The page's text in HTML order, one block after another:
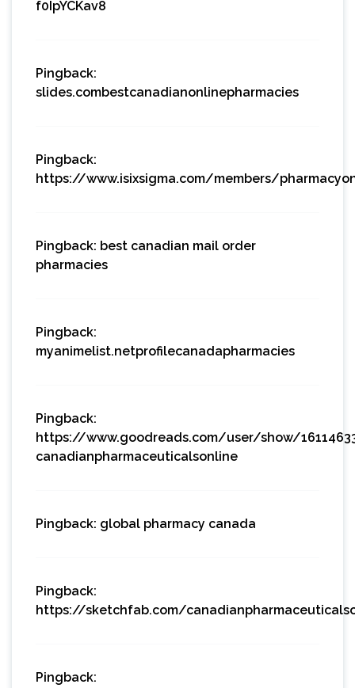
f0IpYCKav8
Pingback:
slides.combestcanadianonlinepharmacies
Pingback:
https://www.isixsigma.com/members/
Pingback: best canadian mail order
pharmacies
Pingback:
myanimelist.netprofilecanadapharmacies
Pingback:
https://www.goodreads.com/user/show/
canadianpharmaceuticalsonline
Pingback: global pharmacy canada
Pingback:
https://sketchfab.com/
Pingback: